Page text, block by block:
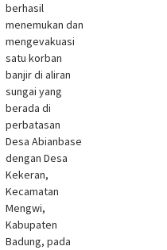
berhasil
menemukan dan
mengevakuasi
satu korban
banjir di aliran
sungai yang
berada di
perbatasan
Desa Abianbase
dengan Desa
Kekeran,
Kecamatan
Mengwi,
Kabupaten
Badung, pada